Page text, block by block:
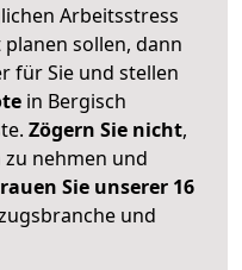
Arbeitsstress
sollen, dann
für Sie und stellen
in Bergisch
Zögern Sie nicht,
nehmen und
Sie unserer 16
und